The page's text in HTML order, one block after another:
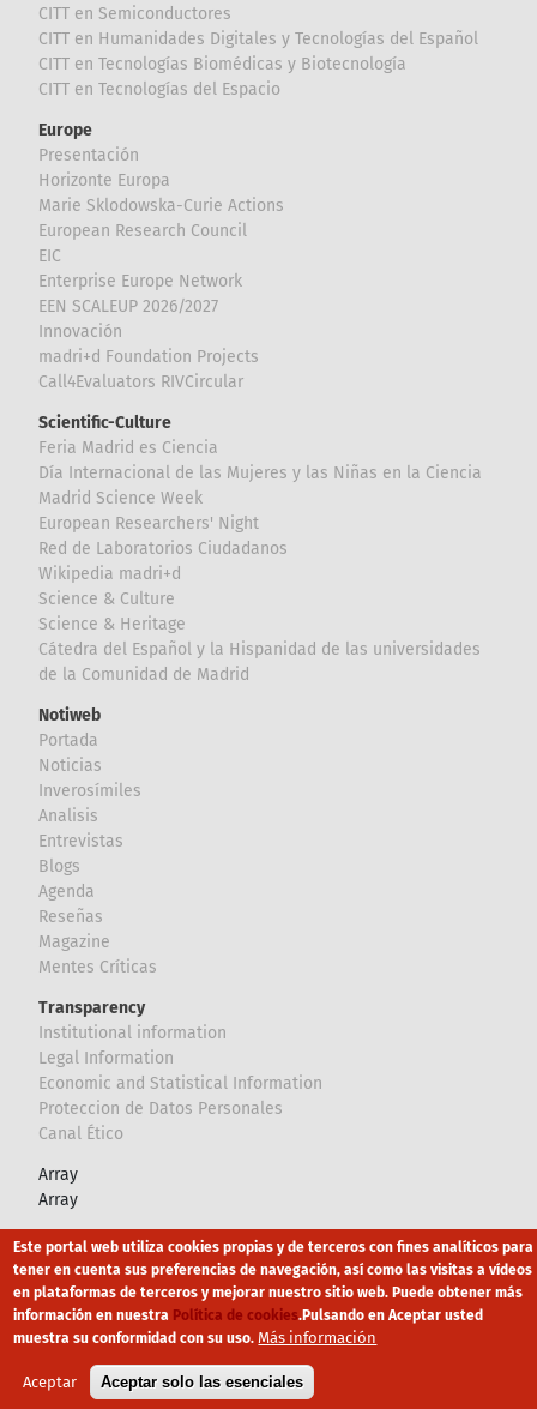
CITT en Semiconductores
CITT en Humanidades Digitales y Tecnologías del Español
CITT en Tecnologías Biomédicas y Biotecnología
CITT en Tecnologías del Espacio
Europe
Presentación
Horizonte Europa
Marie Sklodowska-Curie Actions
European Research Council
EIC
Enterprise Europe Network
EEN SCALEUP 2026/2027
Innovación
madri+d Foundation Projects
Call4Evaluators RIVCircular
Scientific-Culture
Feria Madrid es Ciencia
Día Internacional de las Mujeres y las Niñas en la Ciencia
Madrid Science Week
European Researchers' Night
Red de Laboratorios Ciudadanos
Wikipedia madri+d
Science & Culture
Science & Heritage
Cátedra del Español y la Hispanidad de las universidades
de la Comunidad de Madrid
Notiweb
Portada
Noticias
Inverosímiles
Analisis
Entrevistas
Blogs
Agenda
Reseñas
Magazine
Mentes Críticas
Transparency
Institutional information
Legal Information
Economic and Statistical Information
Proteccion de Datos Personales
Canal Ético
Array
Array
Footer Canal Ético eduroam Mapa Web
Política privacidad Política de cookies Aviso legal
Este portal web utiliza cookies propias y de terceros con fines analíticos para
tener en cuenta sus preferencias de navegación, así como las visitas a vídeos
en plataformas de terceros y mejorar nuestro sitio web. Puede obtener más
información en nuestra Política de cookies.Pulsando en Aceptar usted
muestra su conformidad con su uso. Más información
Aceptar Aceptar solo las esenciales